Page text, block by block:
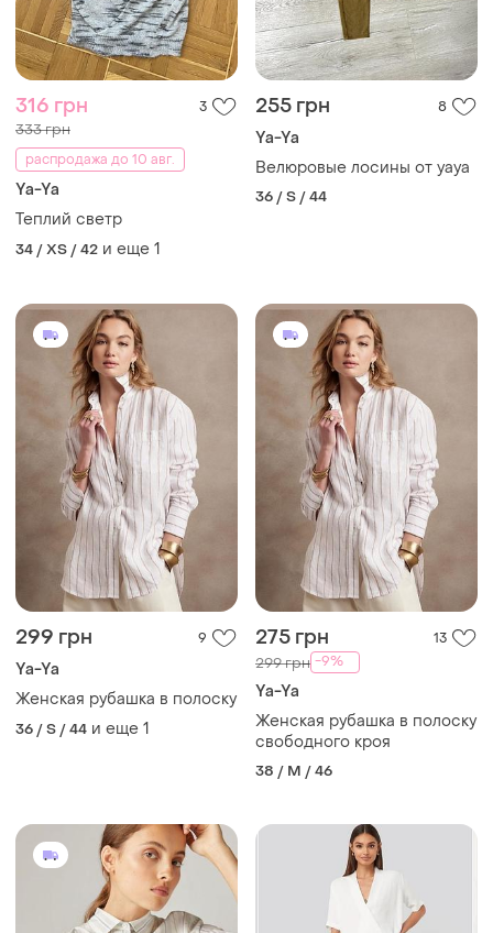
316 грн 3
333 грн
распродажа до 10 авг.
Ya-Ya
Теплий светр
34 / XS / 42 и еще 1
255 грн 8
Ya-Ya
Велюровые лосины от yaya
36 / S / 44
299 грн 9
Ya-Ya
Женская рубашка в полоску
36 / S / 44 и еще 1
275 грн 13
299 грн -9%
Ya-Ya
Женская рубашка в полоску
свободного кроя
38 / M / 46